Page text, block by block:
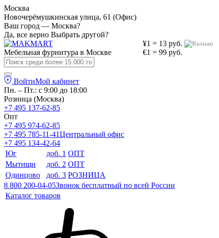
Москва
Новочерёмушкинская улица, 61 (Офис)
Ваш город — Москва?
Да, все верно Выбрать другой?
¥1 = 13 руб.
€1 = 99 руб.
Мебельная фурнитура в Москве
ВойтиМой кабинет
Пн. – Пт.: с 9:00 до 18:00
Розница (Москва)
+7 495 137-62-85
Опт
+7 495 974-62-85
+7 495 785-11-41Центральный офис
+7 495 134-42-64
Юг
доб. 1 ОПТ
Мытищи
доб. 2 ОПТ
Одинцово
доб. 3 РОЗНИЦА
8 800 200-04-05Звонок бесплатный по всей России
Каталог товаров